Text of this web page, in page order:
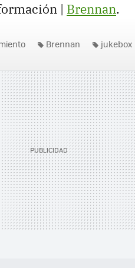
| Brennan.
Brennan jukebox